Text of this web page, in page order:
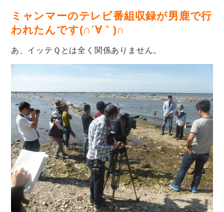
ミャンマーのテレビ番組収録が男鹿で行
われたんです(∩´∀｀)∩
あ、イッテＱとは全く関係ありません。